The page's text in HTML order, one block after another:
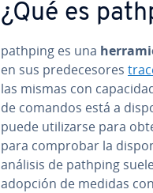
¿Qué es
pathping es una
en sus pre­de­ce­so­res
las mismas con
de comandos está a
puede uti­li­zar­se para
para comprobar la
análisis de pathping
adopción de medidas